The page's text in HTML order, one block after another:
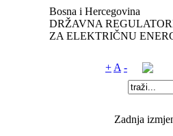
Bosna i Hercegovina
DRŽAVNA
ZA ELEKTRIČNU
+ A -
Zadnja